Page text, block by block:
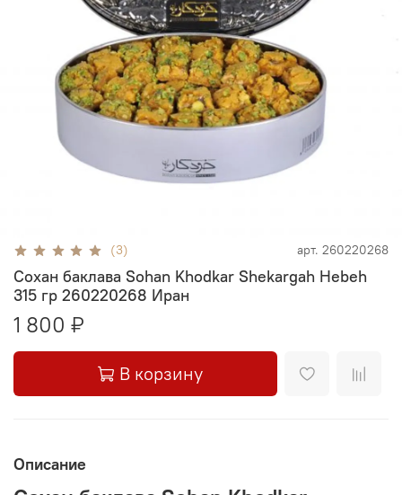
(3) арт. 260220268
Сохан баклава Sohan Khodkar Shekargah Hebeh
315 гр 260220268 Иран
1 800 ₽
В корзину
Описание